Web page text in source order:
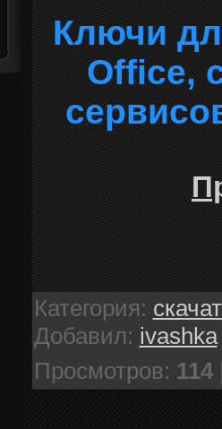
Ключи
Office,
Категория:
Добавил: ivashka
Просмотров: 114